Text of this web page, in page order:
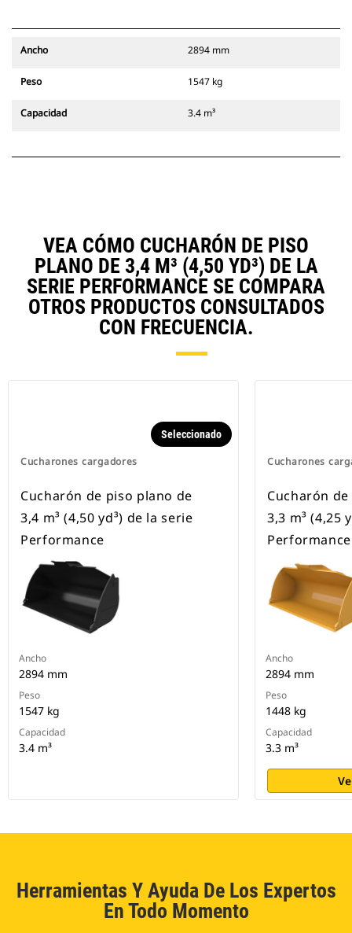
Ancho 2894 mm
Peso 1547 kg
Capacidad 3.4 m³
VEA CÓMO CUCHARÓN DE PISO
PLANO DE 3,4 M³ (4,50 YD³) DE LA
SERIE PERFORMANCE SE COMPARA
OTROS PRODUCTOS CONSULTADOS
CON FRECUENCIA.
Cucharones cargadores
Seleccionado
Cucharón de piso plano de
3,4 m³ (4,50 yd³) de la serie
Performance
Ancho
2894 mm
Peso
1547 kg
Capacidad
3.4 m³
Cucharones
Cucharón
3,3 m³ (4,25
Performance
Ancho
2894 mm
Peso
1448 kg
Capacidad
3.3 m³
Herramientas Y Ayuda De Los Expertos
En Todo Momento